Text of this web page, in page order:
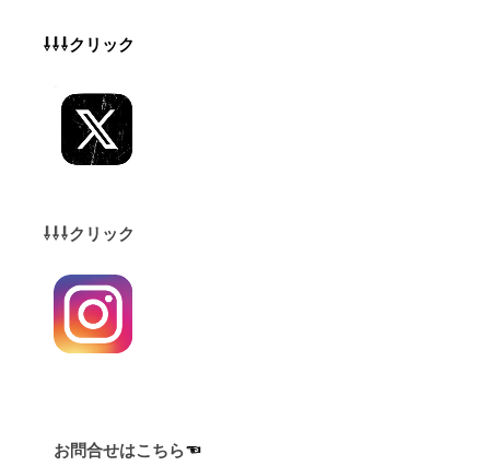
⇩⇩⇩クリック
⇩⇩⇩クリック
お問合せはこちら